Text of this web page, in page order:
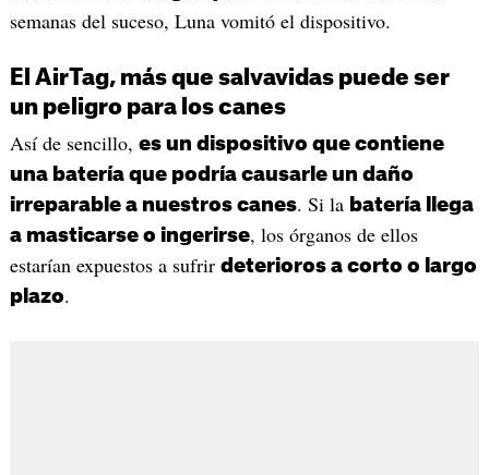
semanas del suceso, Luna vomitó el dispositivo.
El AirTag, más que salvavidas puede ser
un peligro para los canes
Así de sencillo, es un dispositivo que contiene
una batería que podría causarle un daño
irreparable a nuestros canes. Si la batería llega
a masticarse o ingerirse, los órganos de ellos
estarían expuestos a sufrir deterioros a corto o largo
plazo.